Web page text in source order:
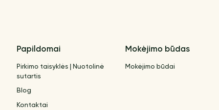
Papildomai
Pirkimo taisyklės | Nuotolinė
sutartis
Blog
Kontaktai
Mokėjimo būdas
Mokėjimo būdai